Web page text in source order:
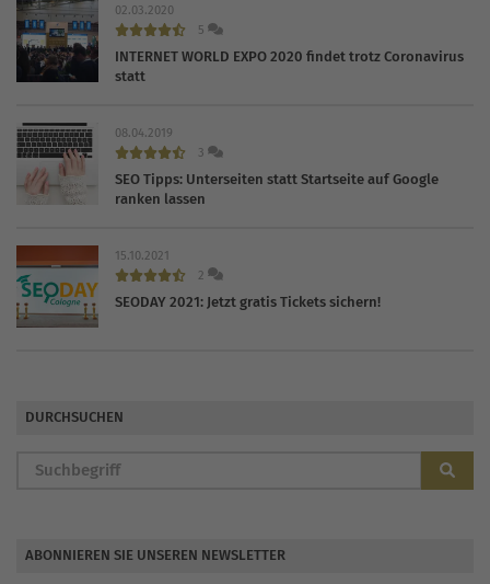
02.03.2020
5
INTERNET WORLD EXPO 2020 findet trotz Coronavirus
statt
08.04.2019
3
SEO Tipps: Unterseiten statt Startseite auf Google
ranken lassen
15.10.2021
2
SEODAY 2021: Jetzt gratis Tickets sichern!
DURCHSUCHEN
ABONNIEREN SIE UNSEREN NEWSLETTER